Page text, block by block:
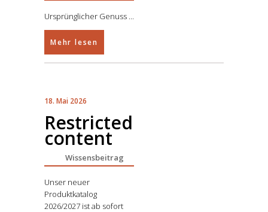
Ursprünglicher Genuss
Mehr lesen
18. Mai 2026
Restricted
content
Wissensbeitrag
Unser neuer
Produktkatalog
2026/2027 ist ab sofort